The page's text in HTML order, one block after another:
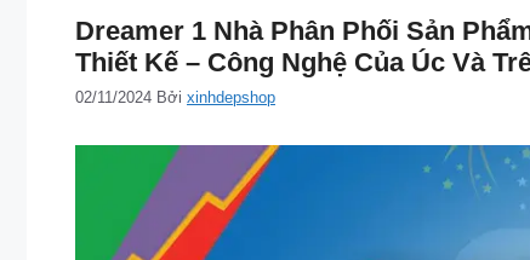
Dreamer 1 Nhà Phân Phối Sản
Thiết Kế – Công Nghệ Của Úc Và
02/11/2024 Bởi xinhdepshop